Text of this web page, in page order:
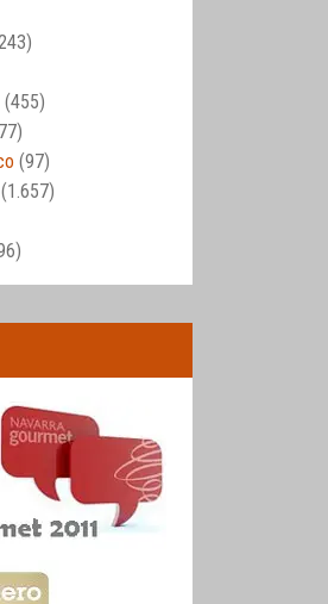
(455)
(97)
(1.657)